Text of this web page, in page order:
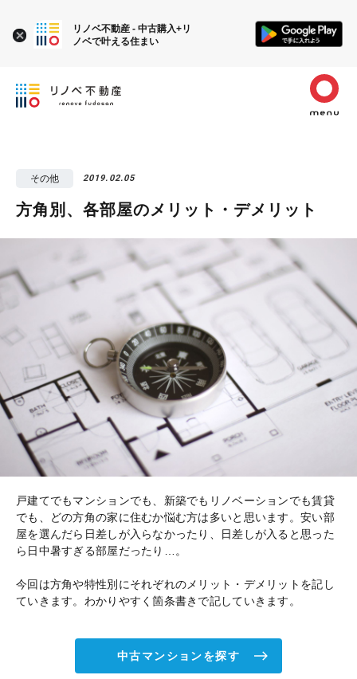
その他 2019.02.05
方角別、各部屋のメリット・デメリット
戸建てでもマンションでも、新築でもリノベーションでも賃貸
でも、どの方角の家に住むか悩む方は多いと思います。安い部
屋を選んだら日差しが入らなかったり、日差しが入ると思った
ら日中暑すぎる部屋だったり…。
今回は方角や特性別にそれぞれのメリット・デメリットを記し
ていきます。わかりやすく箇条書きで記していきます。
中古マンションを探す
リノベ不動産 - 中古購入+リ
ノベで叶える住まい